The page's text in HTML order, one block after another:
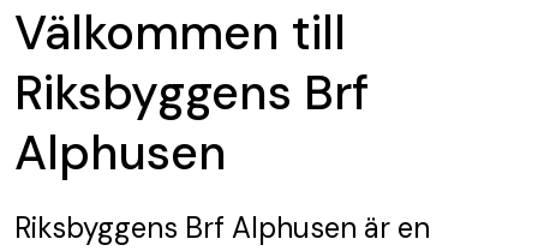
Välkommen till
Riksbyggens Brf
Alphusen
Riksbyggens Brf Alphusen är en